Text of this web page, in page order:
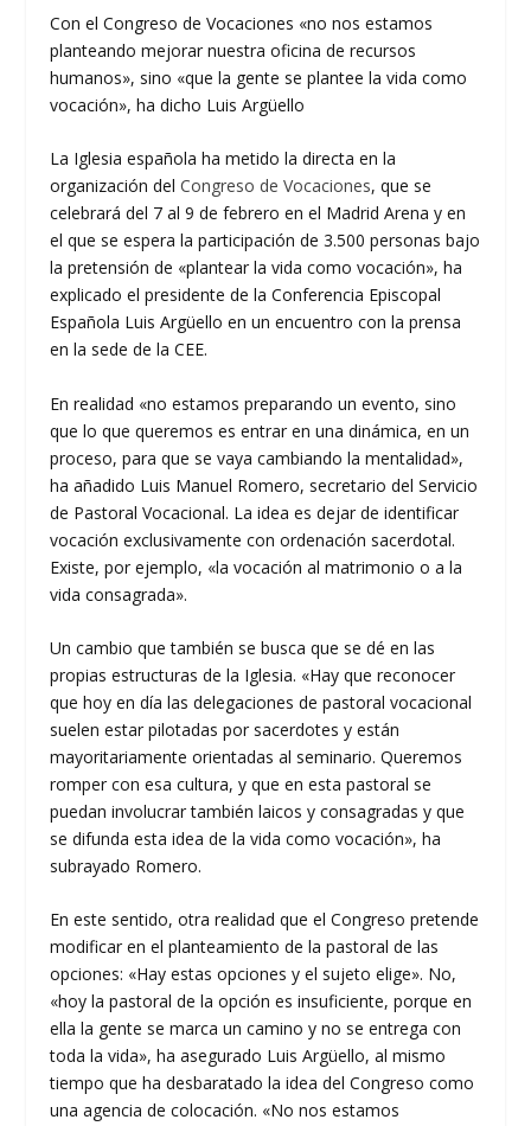
Con el Congreso de Vocaciones «no nos estamos
planteando mejorar nuestra oficina de recursos
humanos», sino «que la gente se plantee la vida como
vocación», ha dicho Luis Argüello
La Iglesia española ha metido la directa en la
organización delCongreso de Vocaciones, que se
celebrará del 7 al 9 de febrero en el Madrid Arena y en
el que se espera la participación de 3.500 personas bajo
la pretensión de «plantear la vida como vocación», ha
explicado el presidente de la Conferencia Episcopal
Española Luis Argüello en un encuentro con la prensa
en la sede de la CEE.
En realidad «no estamos preparando un evento, sino
que lo que queremos es entrar en una dinámica, en un
proceso, para que se vaya cambiando la mentalidad»,
ha añadido Luis Manuel Romero, secretario del Servicio
de Pastoral Vocacional. La idea es dejar de identificar
vocación exclusivamente con ordenación sacerdotal.
Existe, por ejemplo, «la vocación al matrimonio o a la
vida consagrada».
Un cambio que también se busca que se dé en las
propias estructuras de la Iglesia. «Hay que reconocer
que hoy en día las delegaciones de pastoral vocacional
suelen estar pilotadas por sacerdotes y están
mayoritariamente orientadas al seminario. Queremos
romper con esa cultura, y que en esta pastoral se
puedan involucrar también laicos y consagradas y que
se difunda esta idea de la vida como vocación», ha
subrayado Romero.
En este sentido, otra realidad que el Congreso pretende
modificar en el planteamiento de la pastoral de las
opciones: «Hay estas opciones y el sujeto elige». No,
«hoy la pastoral de la opción es insuficiente, porque en
ella la gente se marca un camino y no se entrega con
toda la vida», ha asegurado Luis Argüello, al mismo
tiempo que ha desbaratado la idea del Congreso como
una agencia de colocación. «No nos estamos